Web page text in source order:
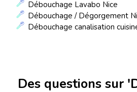
Débouchage Lavabo Nice
Débouchage / Dégorgement
Débouchage canalisation
Des questions sur